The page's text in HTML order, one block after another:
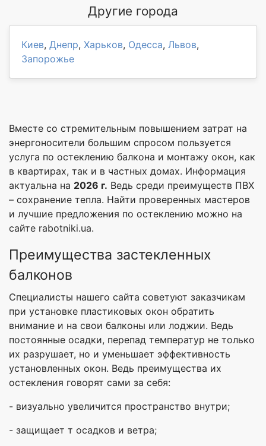
Другие города
Киев, Днепр, Харьков, Одесса, Львов,
Запорожье
Вместе со стремительным повышением затрат на
энергоносители большим спросом пользуется
услуга по остеклению балкона и монтажу окон, как
в квартирах, так и в частных домах. Информация
актуальна на 2026 г. Ведь среди преимуществ ПВХ
– сохранение тепла. Найти проверенных мастеров
и лучшие предложения по остеклению можно на
сайте rabotniki.ua.
Преимущества застекленных
балконов
Специалисты нашего сайта советуют заказчикам
при установке пластиковых окон обратить
внимание и на свои балконы или лоджии. Ведь
постоянные осадки, перепад температур не только
их разрушает, но и уменьшает эффективность
установленных окон. Ведь преимущества их
остекления говорят сами за себя:
- визуально увеличится пространство внутри;
- защищает т осадков и ветра;